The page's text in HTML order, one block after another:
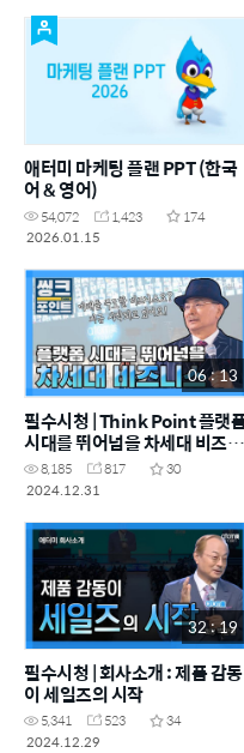
애터미 마케팅 플랜 PPT (한국
어 & 영어)
54,072 1,423
174
2026.01.15
06 : 13
필수시청 | Think Point 플랫폼
시대를 뛰어넘을 차세대 비즈니
스8,185 817
30
2024.12.31
32 : 19
필수시청 | 회사소개 : 제품 감동
이 세일즈의 시작
5,341 523
34
2024.12.29